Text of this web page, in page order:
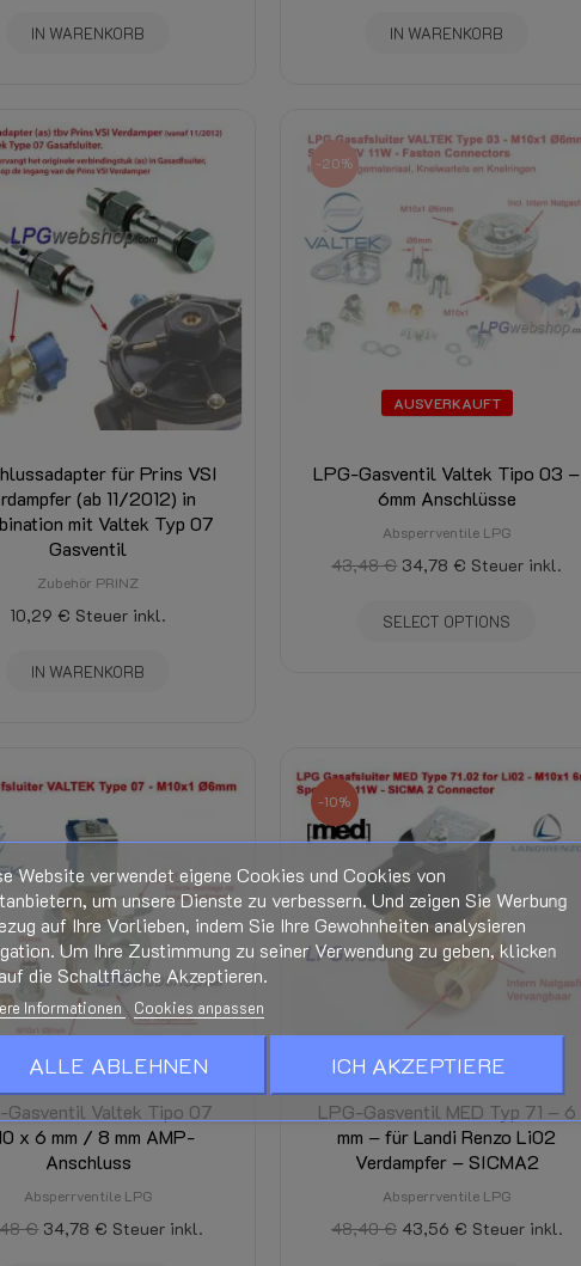
IN WARENKORB IN WARENKORB
für Prins VSI
(ab 11/2012) in
mit Valtek Typ 07
Gasventil
Zubehör PRINZ
10,29 € Steuer inkl.
IN WARENKORB
AUSVERKAUFT
-20%
LPG-Gasventil Valtek Tipo 03 –
6mm Anschlüsse
Absperrventile LPG
43,48 € 34,78 € Steuer inkl.
SELECT OPTIONS
Gasventil Valtek Tipo 07
x 6 mm / 8 mm AMP-
Anschluss
Absperrventile LPG
€ 34,78 € Steuer inkl.
-10%
LPG-Gasventil MED Typ 71 – 6
mm – für Landi Renzo Li02
Verdampfer – SICMA2
Absperrventile LPG
48,40 € 43,56 € Steuer inkl.
Website verwendet eigene Cookies und Cookies von
um unsere Dienste zu verbessern. Und zeigen Sie Werbung
auf Ihre Vorlieben, indem Sie Ihre Gewohnheiten analysieren
Um Ihre Zustimmung zu seiner Verwendung zu geben, klicken
die Schaltfläche Akzeptieren.
Informationen Cookies anpassen
ALLE ABLEHNEN ICH AKZEPTIERE